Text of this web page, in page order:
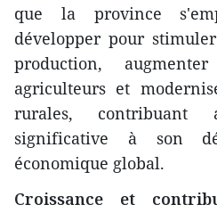
que la province
développer pour
production,
agriculteurs et
rurales,
significative à son
économique global.
Croissance et